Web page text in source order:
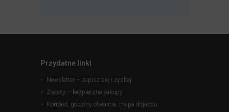
Przydatne linki
Newsletter – zapisz się i zyskaj
Zwroty – bezpieczne zakupy
Kontakt, godziny otwarcia, mapa dojazdu